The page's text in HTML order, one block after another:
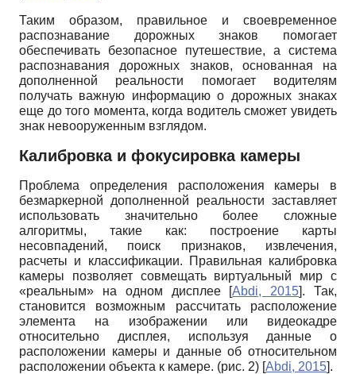
Таким образом, правильное и своевременное
распознавание дорожных знаков помогает
обеспечивать безопасное путешествие, а система
распознавания дорожных знаков, основанная на
дополненной реальности помогает водителям
получать важную информацию о дорожных знаках
еще до того момента, когда водитель сможет увидеть
знак невооруженным взглядом.
Калибровка и фокусировка камеры
Проблема определения расположения камеры в
безмаркерной дополненной реальности заставляет
использовать значительно более сложные
алгоритмы, такие как: построение карты
несовпадений, поиск признаков, извлечения,
расчеты и классификации. Правильная калибровка
камеры позволяет совмещать виртуальный мир с
«реальным» на одном дисплее [Abdi, 2015]. Так,
становится возможным рассчитать расположение
элемента на изображении или видеокадре
относительно дисплея, используя данные о
расположении камеры и данные об относительном
расположении объекта к камере. (рис. 2) [Abdi, 2015].